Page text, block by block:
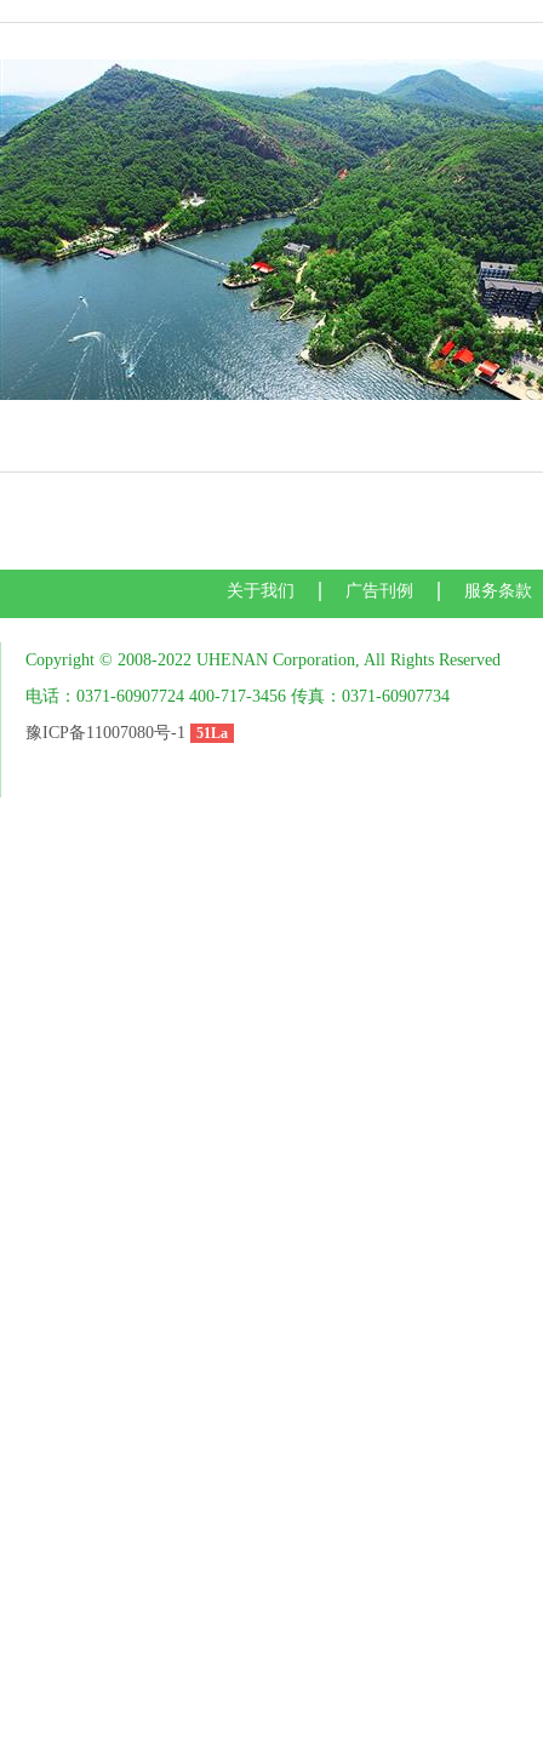
关于我们 广告刊例 服务条款
Copyright © 2008-2022 UHENAN Corporation, All Rights Reserved
电话：0371-60907724 400-717-3456 传真：0371-60907734
豫ICP备11007080号-1
51La